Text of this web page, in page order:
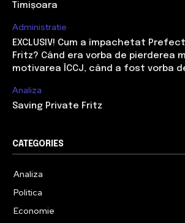
Timișoara
Administratie
EXCLUSIV! Cum a împachetat
Fritz? Când era vorba de pierderea
motivarea ÎCCJ, când a fost vorba
Analiza
Saving Private Fritz
CATEGORIES
Analiza
Politica
Economie